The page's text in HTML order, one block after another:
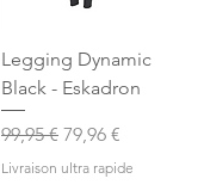
Legging Dynamic
Black - Eskadron
Prix original
99,95 € Prix promotionnel
79,96 €
Livraison ultra rapide